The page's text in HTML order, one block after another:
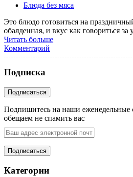
Блюда без мяса
Это блюдо готовиться на
обалденная, и вкус как говориться
Читать больше
Комментарий
Подписка
Подпишитесь на наши еженедельные
обещаем не спамить вас
Категории